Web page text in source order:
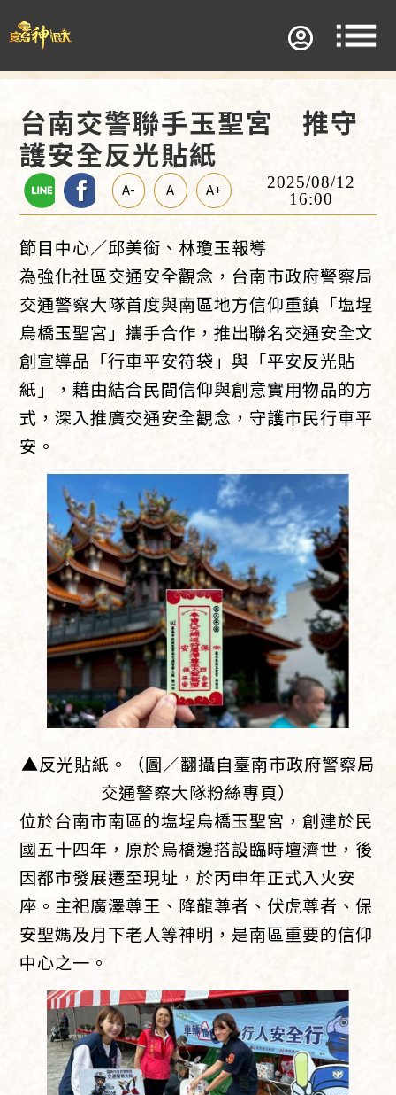
台南交警聯手玉聖宮 推守
護安全反光貼紙
A- A A+
2025/08/12
16:00
節目中心／邱美銜、林瓊玉報導
為強化社區交通安全觀念，台南市政府警察局
交通警察大隊首度與南區地方信仰重鎮「塩埕
烏橋玉聖宮」攜手合作，推出聯名交通安全文
創宣導品「行車平安符袋」與「平安反光貼
紙」，藉由結合民間信仰與創意實用物品的方
式，深入推廣交通安全觀念，守護市民行車平
安。
▲反光貼紙。（圖／翻攝自臺南市政府警察局
交通警察大隊粉絲專頁）
位於台南市南區的塩埕烏橋玉聖宮，創建於民
國五十四年，原於烏橋邊搭設臨時壇濟世，後
因都市發展遷至現址，於丙申年正式入火安
座。主祀廣澤尊王、降龍尊者、伏虎尊者、保
安聖媽及月下老人等神明，是南區重要的信仰
中心之一。